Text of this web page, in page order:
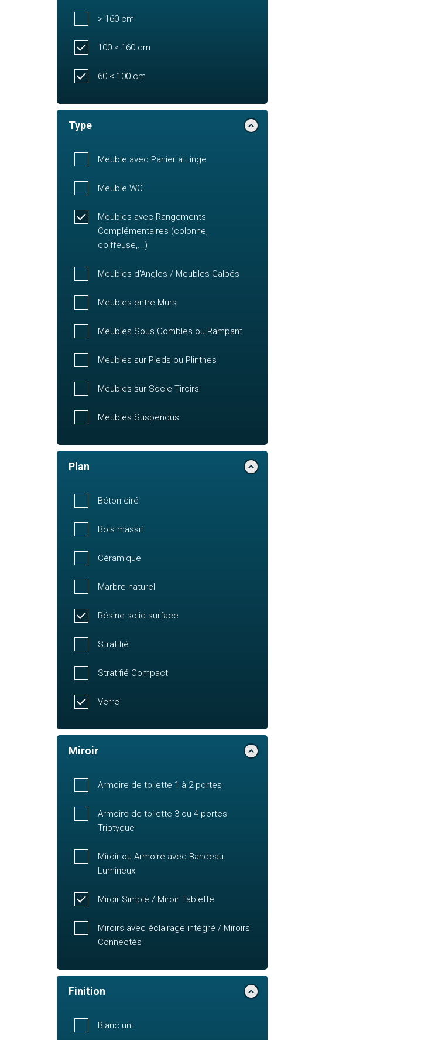
> 160 cm
100 < 160 cm
60 < 100 cm
Type
Meuble avec Panier à Linge
Meuble WC
Meubles avec Rangements
Complémentaires (colonne,
coiffeuse,...)
Meubles d'Angles / Meubles Galbés
Meubles entre Murs
Meubles Sous Combles ou Rampant
Meubles sur Pieds ou Plinthes
Meubles sur Socle Tiroirs
Meubles Suspendus
Plan
Béton ciré
Bois massif
Céramique
Marbre naturel
Résine solid surface
Stratifié
Stratifié Compact
Verre
Miroir
Armoire de toilette 1 à 2 portes
Armoire de toilette 3 ou 4 portes
Triptyque
Miroir ou Armoire avec Bandeau
Lumineux
Miroir Simple / Miroir Tablette
Miroirs avec éclairage intégré / Miroirs
Connectés
Finition
Blanc uni